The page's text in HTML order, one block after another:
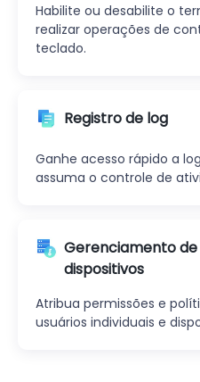
Habilite ou desabilite o
realizar operações de
teclado.
Registro de log
Ganhe acesso rápido a
assuma o controle de
Gerenciamento
dispositivos
Atribua permissões e
usuários individuais e